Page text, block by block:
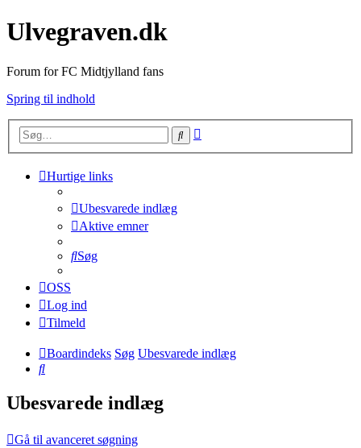
Ulvegraven.dk
Forum for FC Midtjylland fans
Spring til indhold
Søg
Hurtige links
Ubesvarede indlæg
Aktive emner
Søg
OSS
Log ind
Tilmeld
Boardindeks Søg Ubesvarede indlæg
Søg
Ubesvarede indlæg
Gå til avanceret søgning